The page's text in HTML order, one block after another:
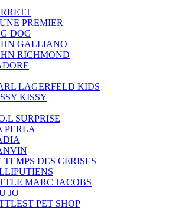
PREMIER
DOG
GALLIANO
RICHMOND
LAGERFELD KIDS
KISSY
SURPRISE
PERLA
TEMPS DES CERISES
MARC JACOBS
JO
PET SHOP